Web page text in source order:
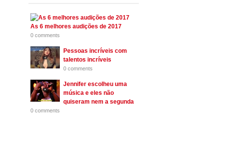
As 6 melhores audições de 2017
0 comments
Pessoas incríveis com
talentos incríveis
0 comments
Jennifer escolheu uma
música e eles não
quiseram nem a segunda
0 comments